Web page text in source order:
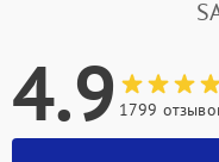
4.9 1799